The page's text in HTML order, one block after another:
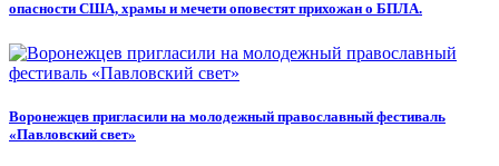
опасности США, храмы и мечети оповестят прихожан о БПЛА.
Воронежцев пригласили на молодежный православный фестиваль
«Павловский свет»